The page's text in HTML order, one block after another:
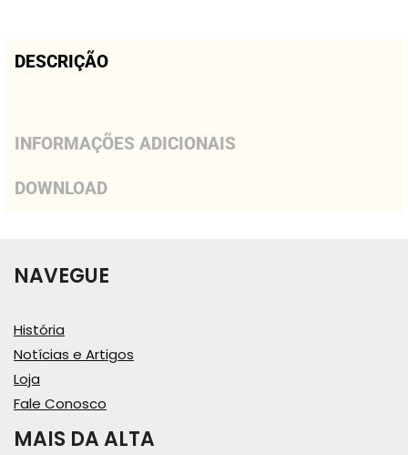
DESCRIÇÃO
INFORMAÇÕES ADICIONAIS
DOWNLOAD
NAVEGUE
História
Notícias e Artigos
Loja
Fale Conosco
MAIS DA ALTA